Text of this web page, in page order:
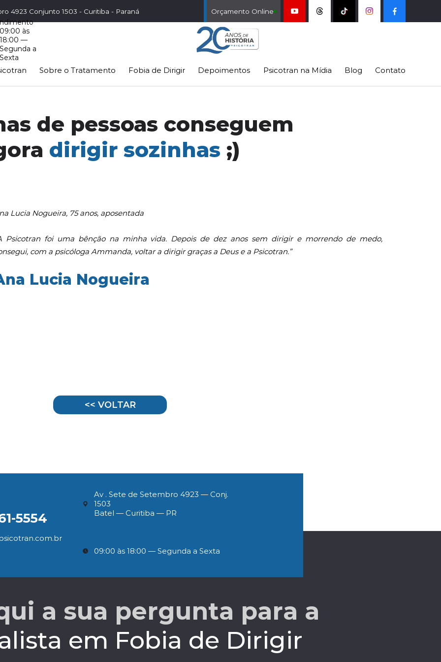
4923 Conjunto 1503 - Curitiba - Paraná Orçamento Online
09:00 às
18:00 —
Segunda a
Sexta
Sobre o Tratamento Fobia de Dirigir Depoimentos Psicotran na Mídia Blog Contato
de pessoas conseguem
dirigir sozinhas ;)
Lucia Nogueira, 75 anos, aposentada
Psicotran foi uma bênção na minha vida. Depois de dez anos sem dirigir e morrendo de medo,
com a psicóloga Ammanda, voltar a dirigir graças a Deus e a Psicotran.”
Lucia Nogueira
<< VOLTAR
5554
Av . Sete de Setembro 4923 — Conj.
1503
Batel — Curitiba — PR
09:00 às 18:00 — Segunda a Sexta
a sua pergunta para a
em Fobia de Dirigir